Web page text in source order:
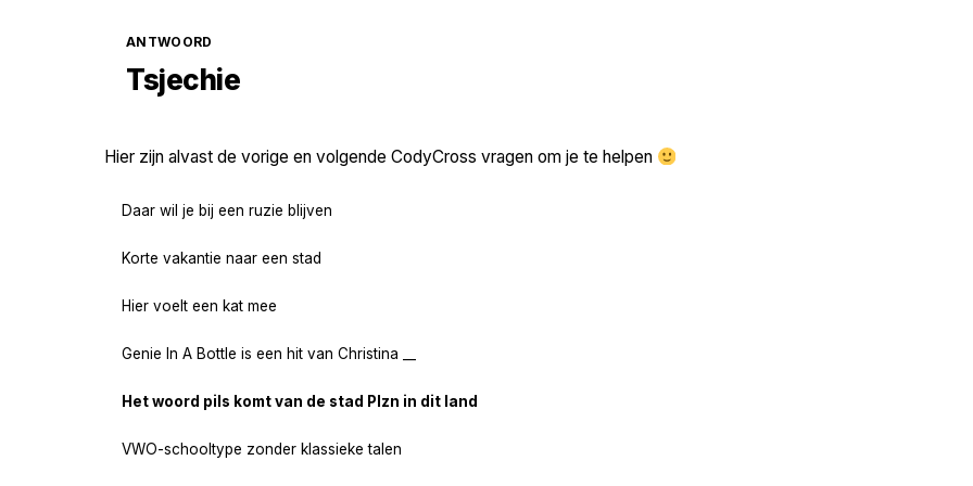
ANTWOORD
Tsjechie
Hier zijn alvast de vorige en volgende CodyCross vragen om je te helpen
Daar wil je bij een ruzie blijven
Korte vakantie naar een stad
Hier voelt een kat mee
Genie In A Bottle is een hit van Christina __
Het woord pils komt van de stad Plzn in dit land
VWO-schooltype zonder klassieke talen